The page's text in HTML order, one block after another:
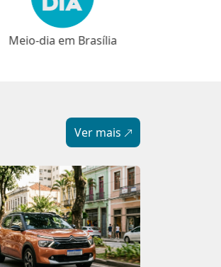
⁠⁠Narrativas
Ver mais